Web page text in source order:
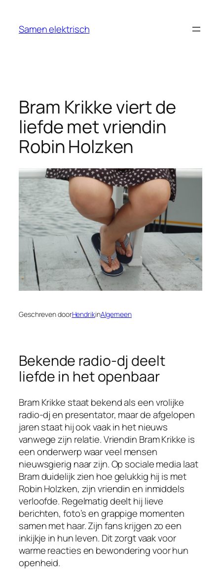
Samen elektrisch
Bram Krikke viert de
liefde met vriendin
Robin Holzken
Geschreven doorHendrikinAlgemeen
Bekende radio-dj deelt
liefde in het openbaar
Bram Krikke staat bekend als een vrolijke
radio-dj en presentator, maar de afgelopen
jaren staat hij ook vaak in het nieuws
vanwege zijn relatie. Vriendin Bram Krikke is
een onderwerp waar veel mensen
nieuwsgierig naar zijn. Op sociale media laat
Bram duidelijk zien hoe gelukkig hij is met
Robin Holzken, zijn vriendin en inmiddels
verloofde. Regelmatig deelt hij lieve
berichten, foto’s en grappige momenten
samen met haar. Zijn fans krijgen zo een
inkijkje in hun leven. Dit zorgt vaak voor
warme reacties en bewondering voor hun
openheid.